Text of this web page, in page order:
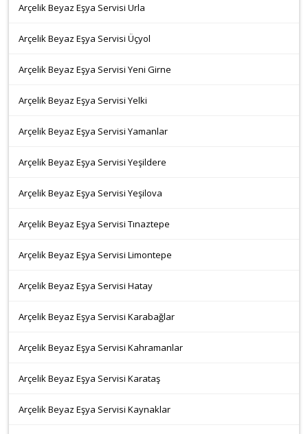
Arçelik Beyaz Eşya Servisi Urla
Arçelik Beyaz Eşya Servisi Üçyol
Arçelik Beyaz Eşya Servisi Yeni Girne
Arçelik Beyaz Eşya Servisi Yelki
Arçelik Beyaz Eşya Servisi Yamanlar
Arçelik Beyaz Eşya Servisi Yeşildere
Arçelik Beyaz Eşya Servisi Yeşilova
Arçelik Beyaz Eşya Servisi Tınaztepe
Arçelik Beyaz Eşya Servisi Limontepe
Arçelik Beyaz Eşya Servisi Hatay
Arçelik Beyaz Eşya Servisi Karabağlar
Arçelik Beyaz Eşya Servisi Kahramanlar
Arçelik Beyaz Eşya Servisi Karataş
Arçelik Beyaz Eşya Servisi Kaynaklar